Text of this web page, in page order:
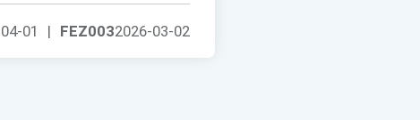
FEZ0032026-03-02
01 |